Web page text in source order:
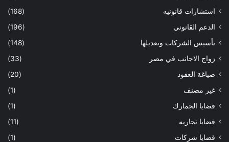
استشارات قانونيه
(168)
الدعم القانوني
(196)
تأسيس الشركات وتعديلها
(148)
زواج الاجانب في مصر
(33)
صياغة العقود
(20)
غير مصنف
(1)
قضايا الجمارك
(1)
قضايا تجاريه
(11)
قضايا شركات
(1)